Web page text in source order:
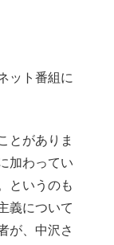
ット番組に
とがありま
加わってい
というのも
義について
が、中沢さ